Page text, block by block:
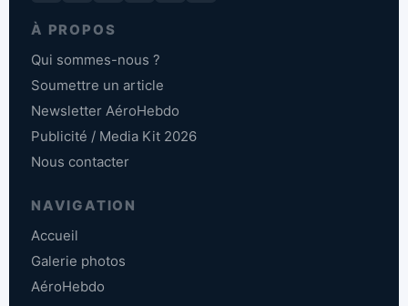
À PROPOS
Qui sommes-nous ?
Soumettre un article
Newsletter AéroHebdo
Publicité / Media Kit 2026
Nous contacter
NAVIGATION
Accueil
Galerie photos
AéroHebdo